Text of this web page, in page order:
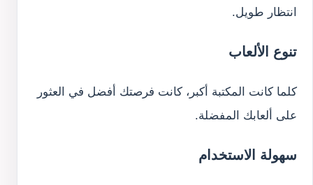
انتظار طويل.
تنوع الألعاب
كلما كانت المكتبة أكبر، كانت فرصتك أفضل في العثور
على ألعابك المفضلة.
سهولة الاستخدام